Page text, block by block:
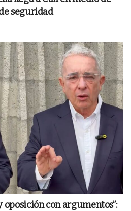
seguridad
oposición con argumentos”: